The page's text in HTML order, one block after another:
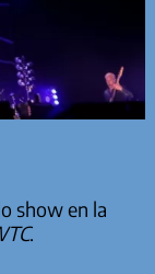
show en la
.